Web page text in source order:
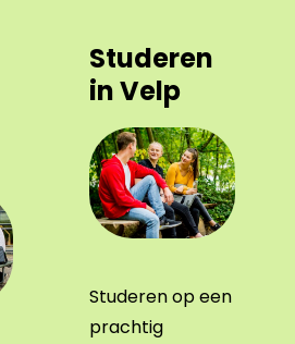
Studeren
in Velp
Studeren op een
prachtig